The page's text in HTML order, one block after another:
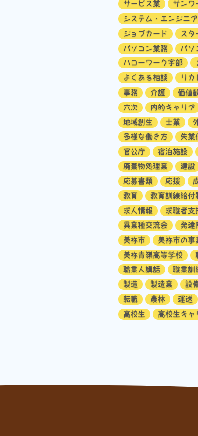
サービス業
サンワ
システム・エンジニア
ジョブカード
スタ
パソコン業務
パソ
ハローワーク宇部
よくある相談
リカ
事務
介護 価値
六次
内的キャリア
地域創生
士業
多様な働き方
失業
官公庁
宿泊施設
廃棄物処理業
建設
応募書類
応援
教育
教育訓練給付
求人情報
求職者支
異業種交流会
発達
美祢市
美祢市の事
美祢青嶺高等学校
職業人講話
職業訓
製造
製造業 設
転職
農林 運送
高校生
高校生キャ